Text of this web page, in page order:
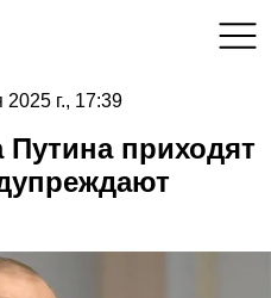
2025 г., 17:39
приходят